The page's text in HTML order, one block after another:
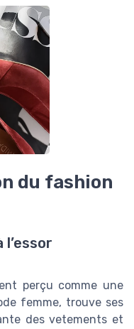
du fashion
perçu comme une
femme, trouve ses
des vetements et